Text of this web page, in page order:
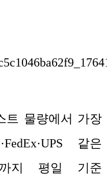
트 물량에서 가장
같은
지 평일 기준